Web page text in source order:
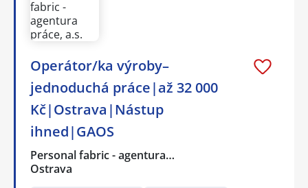
Operátor/ka výroby–
jednoduchá práce|až 32 000
Kč|Ostrava|Nástup
ihned|GAOS
Personal fabric - agentura…
Ostrava